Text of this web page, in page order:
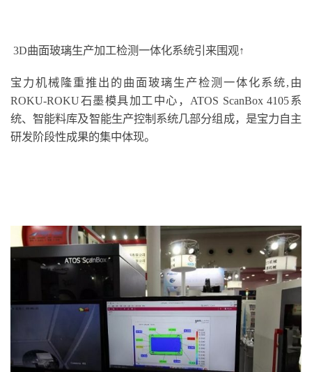
3D曲面玻璃生产加工检测一体化系统引来围观↑
宝力机械隆重推出的曲面玻璃生产检测一体化系统,由
ROKU-ROKU石墨模具加工中心，ATOS ScanBox 4105系
统、智能料库及智能生产控制系统几部分组成，是宝力自主
研发阶段性成果的集中体现。